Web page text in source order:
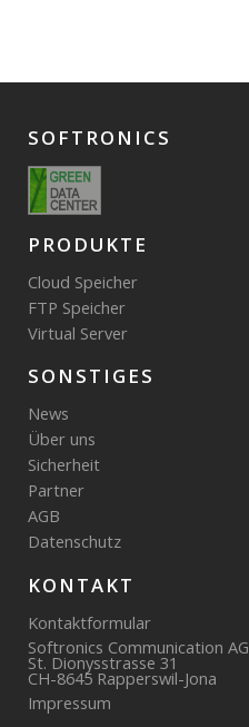
SOFTRONICS
PRODUKTE
Cloud Speicher
FTP Speicher
Virtual Server
SONSTIGES
News
Über uns
Sicherheit
Partner
AGB
Datenschutz
KONTAKT
Kontaktformular
Softronics Communication AG
St. Dionysstrasse 31
CH-8645 Rapperswil-Jona
Impressum